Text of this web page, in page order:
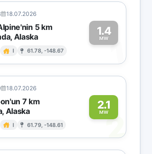
18.07.2026
5 km
Alaska
I 61.78, -148.67
1.4
MW1
18.07.2026
7 km
Alaska
I 61.79, -148.61
2.1
MW2